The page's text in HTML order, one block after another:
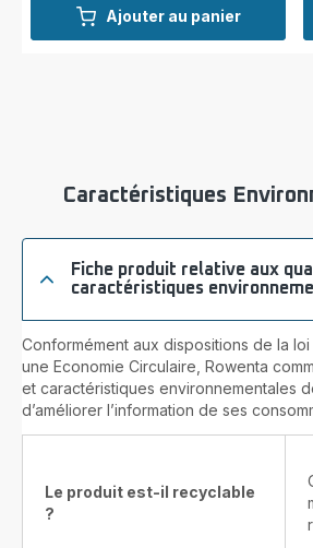
Ajouter au panier
Caractéristiques
Fiche produit relative aux
caractéristiques
Conformément aux dispositions de la
une Economie Circulaire, Rowenta
et caractéristiques environnementales
d’améliorer l’information de ses
Le produit est-il recyclable
?